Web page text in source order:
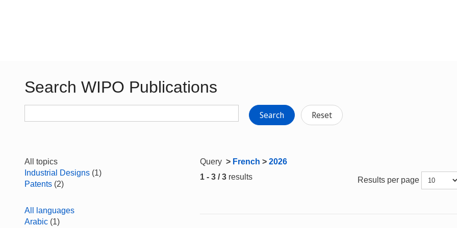
Search WIPO Publications
Search Reset
All topics
Industrial Designs (1)
Patents (2)
All languages
Arabic (1)
Query > French > 2026
1 - 3 / 3 results Results per page